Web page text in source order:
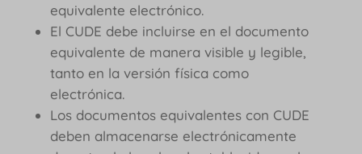
equivalente electrónico.
El CUDE debe incluirse en el documento
equivalente de manera visible y legible,
tanto en la versión física como
electrónica.
Los documentos equivalentes con CUDE
deben almacenarse electrónicamente